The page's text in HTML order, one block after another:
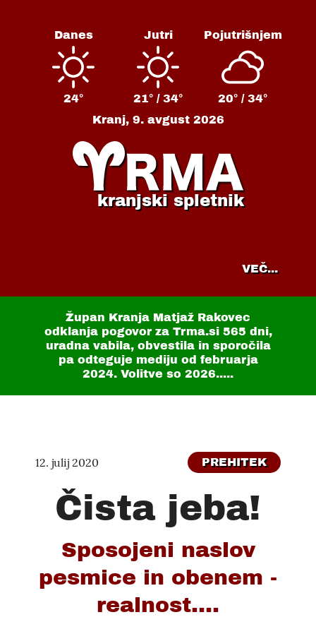
Danes
24°
Jutri
21° / 34°
Pojutrišnjem
20° / 34°
Kranj, 9. avgust 2026
kranjski spletnik
VEČ...
Župan Kranja Matjaž Rakovec
odklanja pogovor za Trma.si 565 dni,
uradna vabila, obvestila in sporočila
pa odteguje mediju od februarja
2024. Volitve so 2026.....
12. julij 2020 PREHITEK
Čista jeba!
Sposojeni naslov
pesmice in obenem -
realnost....